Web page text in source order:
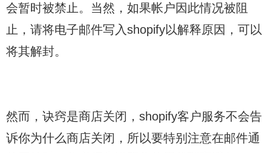
会暂时被禁止。当然，如果帐户因此情况被阻
止，请将电子邮件写入shopify以解释原因，可以
将其解封。
然而，诀窍是商店关闭，shopify客户服务不会告
诉你为什么商店关闭，所以要特别注意在邮件通